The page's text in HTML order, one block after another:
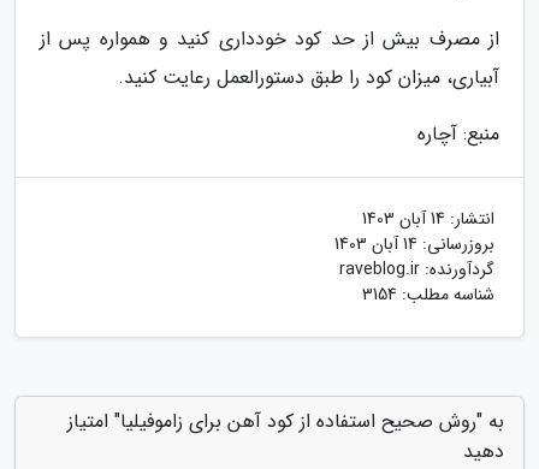
از مصرف بیش از حد کود خودداری کنید و همواره پس از
آبیاری، میزان کود را طبق دستورالعمل رعایت کنید.
منبع: آچاره
انتشار: 14 آبان 1403
بروزرسانی: 14 آبان 1403
گردآورنده: raveblog.ir
شناسه مطلب: 3154
به "روش صحیح استفاده از کود آهن برای زاموفیلیا" امتیاز
دهید